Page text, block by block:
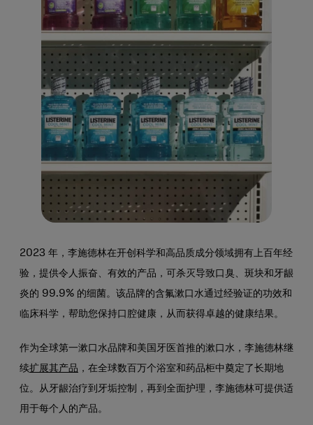
2023 年，李施德林在开创科学和高品质成分领域拥有上百年经
验，提供令人振奋、有效的产品，可杀灭导致口臭、斑块和牙龈
炎的 99.9% 的细菌。该品牌的含氟漱口水通过经验证的功效和
临床科学，帮助您保持口腔健康，从而获得卓越的健康结果。
作为全球第一漱口水品牌和美国牙医首推的漱口水，李施德林继
续扩展其产品 ，在全球数百万个浴室和药品柜中奠定了长期地
位。从牙龈治疗到牙垢控制，再到全面护理，李施德林可提供适
用于每个人的产品。